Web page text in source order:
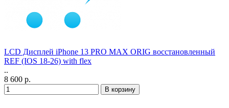
LCD Дисплей iPhone 13 PRO MAX ORIG восстановленный
REF (IOS 18-26) with flex
..
8 600 р.